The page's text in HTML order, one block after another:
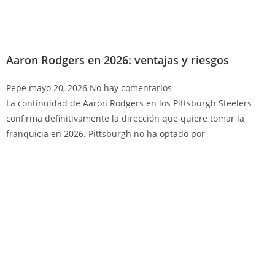
Aaron Rodgers en 2026: ventajas y riesgos
Pepe mayo 20, 2026 No hay comentarios
La continuidad de Aaron Rodgers en los Pittsburgh Steelers
confirma definitivamente la dirección que quiere tomar la
franquicia en 2026. Pittsburgh no ha optado por